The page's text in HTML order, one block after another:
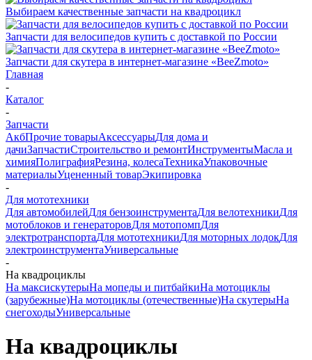
Выбираем качественные запчасти на квадроцикл
Запчасти для велосипедов купить с доставкой по России
Запчасти для скутера в интернет-магазине «BeeZmoto»
Главная
-
Каталог
-
Запчасти
АкбПрочие товарыАксессуарыДля дома и
дачиЗапчастиСтроительство и ремонтИнструментыМасла и
химияПолиграфияРезина, колесаТехникаУпаковочные
материалыУцененный товарЭкипировка
-
Для мототехники
Для автомобилейДля бензоинструментаДля велотехникиДля
мотоблоков и генераторовДля мотопомпДля
электротранспортаДля мототехникиДля моторных лодокДля
электроинструментаУниверсальные
-
На квадроциклы
На максискутерыНа мопеды и питбайкиНа мотоциклы
(зарубежные)На мотоциклы (отечественные)На скутерыНа
снегоходыУниверсальные
На квадроциклы